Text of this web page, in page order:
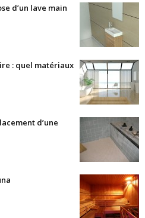
d’un lave main
: quel matériaux
d’une